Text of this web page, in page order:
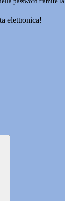
elettronica!